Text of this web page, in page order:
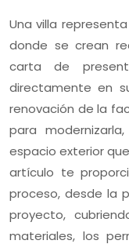
Una villa
donde se crean
carta de
directamente en
renovación de la
para
espacio exterior
artículo te
proceso, desde la
proyecto,
materiales, los